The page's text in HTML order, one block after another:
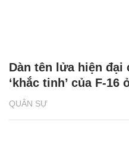
QUÂN SỰ
Dàn tên lửa hiện đại
‘khắc tinh’ của F-16